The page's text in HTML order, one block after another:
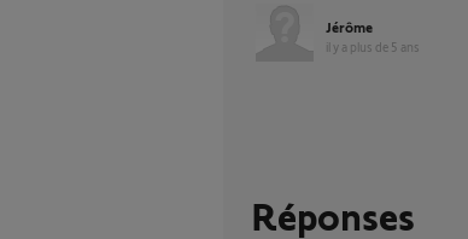
Jérôme
il y a plus de 5 ans
Réponses